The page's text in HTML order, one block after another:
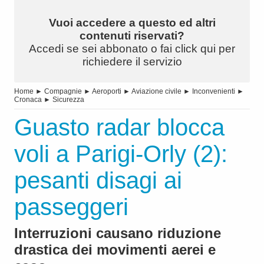
Vuoi accedere a questo ed altri
contenuti riservati?
Accedi se sei abbonato o fai click qui per
richiedere il servizio
Home ► Compagnie ► Aeroporti ► Aviazione civile ► Inconvenienti ►
Cronaca ► Sicurezza
Guasto radar blocca
voli a Parigi-Orly (2):
pesanti disagi ai
passeggeri
Interruzioni causano riduzione
drastica dei movimenti aerei e